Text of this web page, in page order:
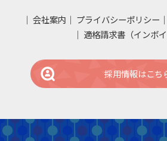
会社案内 プライバシーポリシー
適格請求書（インボイ
採用情報はこち